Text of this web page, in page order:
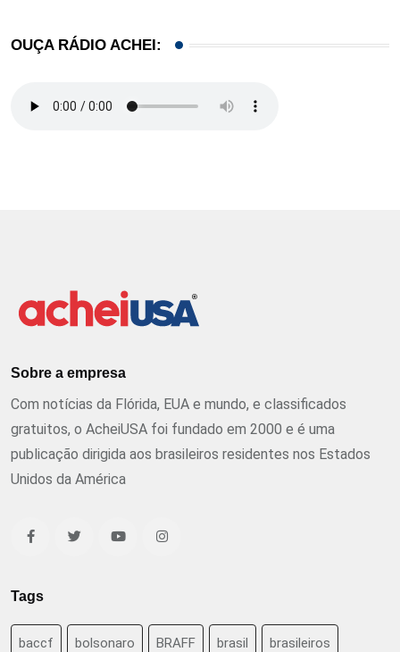
OUÇA RÁDIO ACHEI:
Sobre a empresa
Com notícias da Flórida, EUA e mundo, e classificados
gratuitos, o AcheiUSA foi fundado em 2000 e é uma
publicação dirigida aos brasileiros residentes nos Estados
Unidos da América
Tags
baccf bolsonaro BRAFF brasil brasileiros